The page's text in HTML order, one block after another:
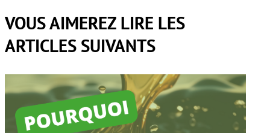
VOUS AIMEREZ LIRE LES
ARTICLES SUIVANTS